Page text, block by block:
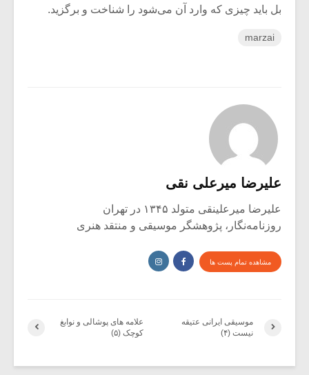
بل باید چیزی که وارد آن می‌شود را شناخت و برگزید.
marzai
علیرضا میرعلی نقی
علیرضا میرعلینقی متولد ۱۳۴۵ در تهران
روزنامه‌نگار، پژوهشگر موسیقی و منتقد هنری
مشاهده تمام پست ها
علامه های پوشالی و نوابغ
کوچک (۵)
موسیقی ایرانی عتیقه
نیست (۴)